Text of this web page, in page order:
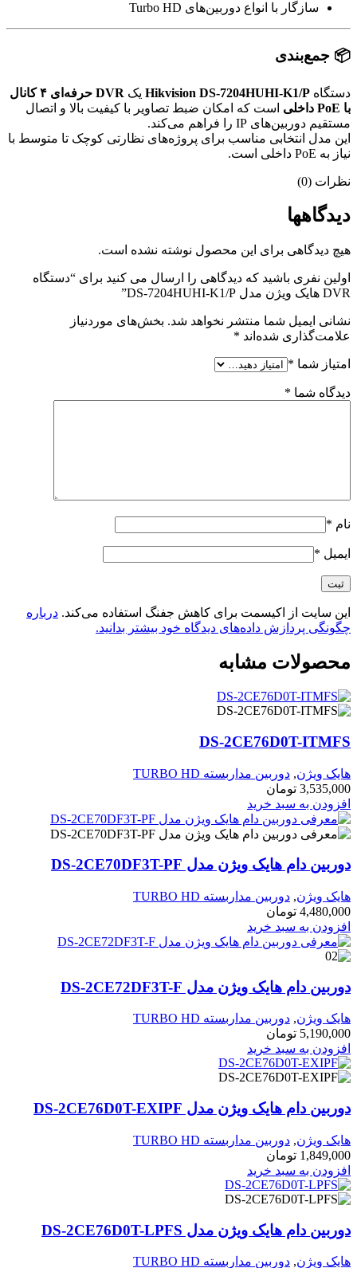
سازگار با انواع دوربین‌های Turbo HD
📦 جمع‌بندی
دستگاه Hikvision DS-7204HUHI-K1/P یک
DVR حرفه‌ای ۴ کانال
با PoE داخلی
است که امکان ضبط تصاویر با کیفیت بالا و اتصال
مستقیم دوربین‌های IP را فراهم می‌کند.
این مدل انتخابی مناسب برای پروژه‌های نظارتی کوچک تا متوسط با
نیاز به PoE داخلی است.
نظرات (0)
دیدگاهها
هیچ دیدگاهی برای این محصول نوشته نشده است.
اولین نفری باشید که دیدگاهی را ارسال می کنید برای “دستگاه
DVR هایک ویژن مدل DS-7204HUHI-K1/P”
نشانی ایمیل شما منتشر نخواهد شد. بخش‌های موردنیاز
علامت‌گذاری شده‌اند *
امتیاز شما *
دیدگاه شما *
نام *
ایمیل *
این سایت از اکیسمت برای کاهش جفنگ استفاده می‌کند. درباره
چگونگی پردازش داده‌های دیدگاه خود بیشتر بدانید.
محصولات مشابه
DS-2CE76D0T-ITMFS
هایک ویژن, دوربین مداربسته TURBO HD
3,535,000 تومان
افزودن به سبد خرید
دوربین دام هایک ویژن مدل DS-2CE70DF3T-PF
هایک ویژن, دوربین مداربسته TURBO HD
4,480,000 تومان
افزودن به سبد خرید
دوربین دام هایک ویژن مدل DS-2CE72DF3T-F
هایک ویژن, دوربین مداربسته TURBO HD
5,190,000 تومان
افزودن به سبد خرید
دوربین دام هایک ویژن مدل DS-2CE76D0T-EXIPF
هایک ویژن, دوربین مداربسته TURBO HD
1,849,000 تومان
افزودن به سبد خرید
دوربین دام هایک ویژن مدل DS-2CE76D0T-LPFS
هایک ویژن, دوربین مداربسته TURBO HD